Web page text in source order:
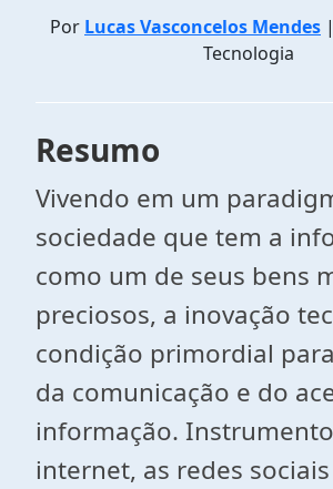
Por Lucas Vasconcelos Mendes
Tecnologia
Resumo
Vivendo em um
sociedade que tem a
como um de seus bens
preciosos, a inovação
condição primordial
da comunicação e do
informação.
internet, as redes